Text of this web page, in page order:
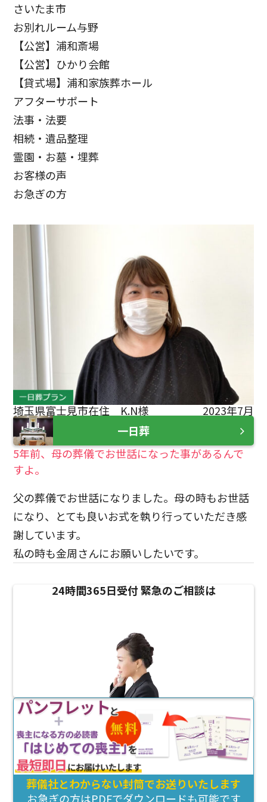
さいたま市
お別れルーム与野
【公営】浦和斎場
【公営】ひかり会館
【貸式場】浦和家族葬ホール
アフターサポート
法事・法要
相続・遺品整理
霊園・お墓・埋葬
お客様の声
お急ぎの方
お客様からたくさんの感謝の声をいただきました
埼玉県富士見市在住 K.N様
2023年7月
一日葬
5年前、母の葬儀でお世話になった事があるんで
すよ。
父の葬儀でお世話になりました。母の時もお世話
になり、とても良いお式を執り行っていただき感
謝しています。
私の時も金周さんにお願いしたいです。
24時間365日受付緊急のご相談は
葬儀社とわからない封筒でお送りいたします
お急ぎの方はPDFでダウンロードも可能です